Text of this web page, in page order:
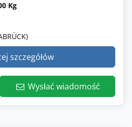
Kg
szczegółów
Wysłać wiadomość